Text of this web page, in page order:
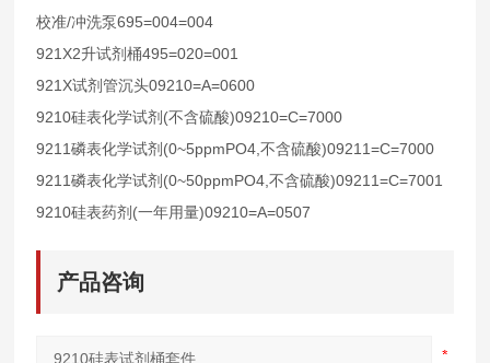
校准/冲洗泵695=004=004
921X2升试剂桶495=020=001
921X试剂管沉头09210=A=0600
9210硅表化学试剂 (不含硫酸)09210=C=7000
9211磷表化学试剂 (0~5ppmPO4,不含硫酸)09211=C=7000
9211磷表化学试剂 (0~50ppmPO4,不含硫酸)09211=C=7001
9210硅表药剂 (一年用量)09210=A=0507
产品咨询